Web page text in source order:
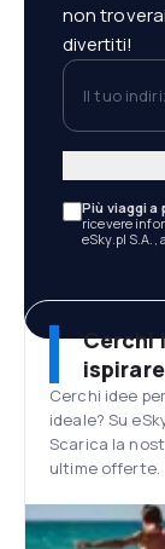
non
divertiti!
Il tuo
Più viaggi
ricevere
eSky.pl
Cerchi
Cerchi idee
ideale? Su
Scarica la
ultime offerte.